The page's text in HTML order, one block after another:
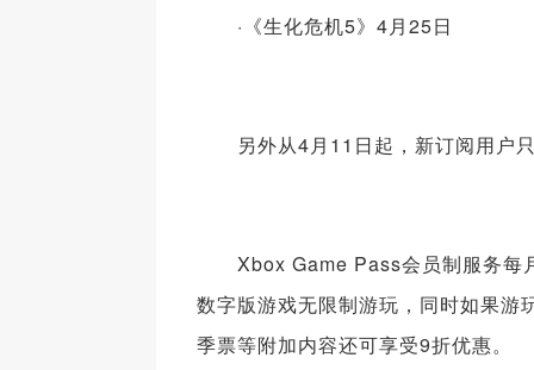
·《生化危机5》4月25日
另外从4月11日起，新订阅用户只
Xbox Game Pass会员制服务每
数字版游戏无限制游玩，同时如果游
季票等附加内容还可享受9折优惠。